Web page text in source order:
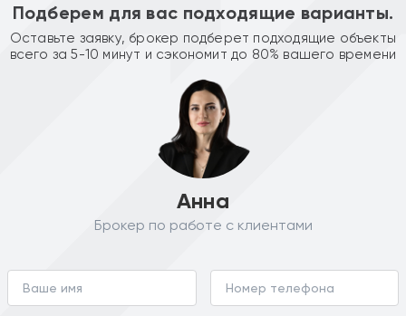
Подберем для вас подходящие варианты.
Оставьте заявку, брокер подберет подходящие объекты
всего за 5-10 минут и сэкономит до 80% вашего времени
Анна
Брокер по работе с клиентами